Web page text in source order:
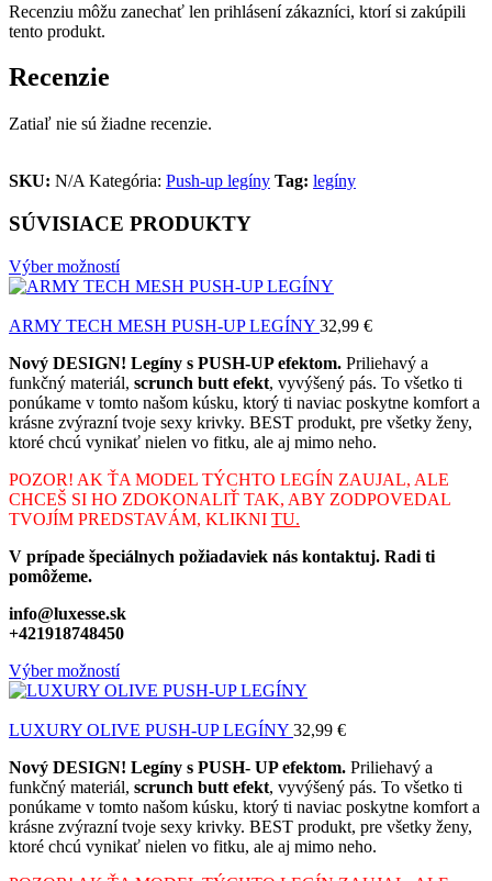
Recenziu môžu zanechať len prihlásení zákazníci, ktorí si zakúpili
tento produkt.
Recenzie
Zatiaľ nie sú žiadne recenzie.
SKU: N/A Kategória: Push-up legíny Tag: legíny
SÚVISIACE PRODUKTY
Výber možností
ARMY TECH MESH PUSH-UP LEGÍNY 32,99 €
Nový DESIGN! Legíny s PUSH-UP efektom. Priliehavý a
funkčný materiál, scrunch butt efekt, vyvýšený pás. To všetko ti
ponúkame v tomto našom kúsku, ktorý ti naviac poskytne komfort a
krásne zvýrazní tvoje sexy krivky. BEST produkt, pre všetky ženy,
ktoré chcú vynikať nielen vo fitku, ale aj mimo neho.
POZOR! AK ŤA MODEL TÝCHTO LEGÍN ZAUJAL, ALE
CHCEŠ SI HO ZDOKONALIŤ TAK, ABY ZODPOVEDAL
TVOJÍM PREDSTAVÁM, KLIKNI TU.
V prípade špeciálnych požiadaviek nás kontaktuj. Radi ti
pomôžeme.
info@luxesse.sk
+421918748450
Výber možností
LUXURY OLIVE PUSH-UP LEGÍNY 32,99 €
Nový DESIGN! Legíny s PUSH- UP efektom. Priliehavý a
funkčný materiál, scrunch butt efekt, vyvýšený pás. To všetko ti
ponúkame v tomto našom kúsku, ktorý ti naviac poskytne komfort a
krásne zvýrazní tvoje sexy krivky. BEST produkt, pre všetky ženy,
ktoré chcú vynikať nielen vo fitku, ale aj mimo neho.